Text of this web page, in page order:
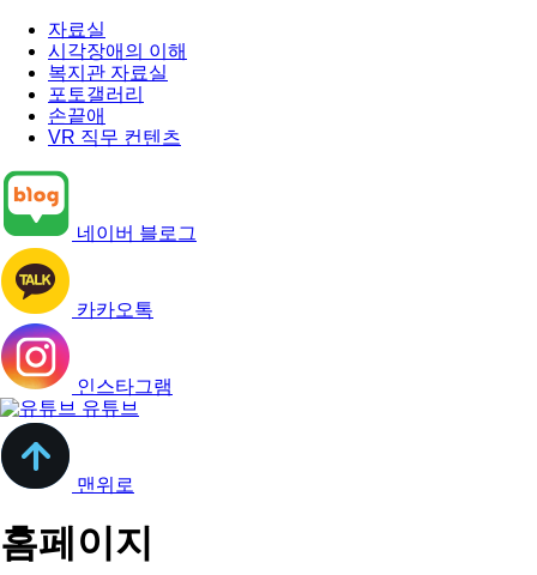
자료실
시각장애의 이해
복지관 자료실
포토갤러리
손끝애
VR 직무 컨텐츠
네이버 블로그
카카오톡
인스타그램
유튜브
맨위로
홈페이지